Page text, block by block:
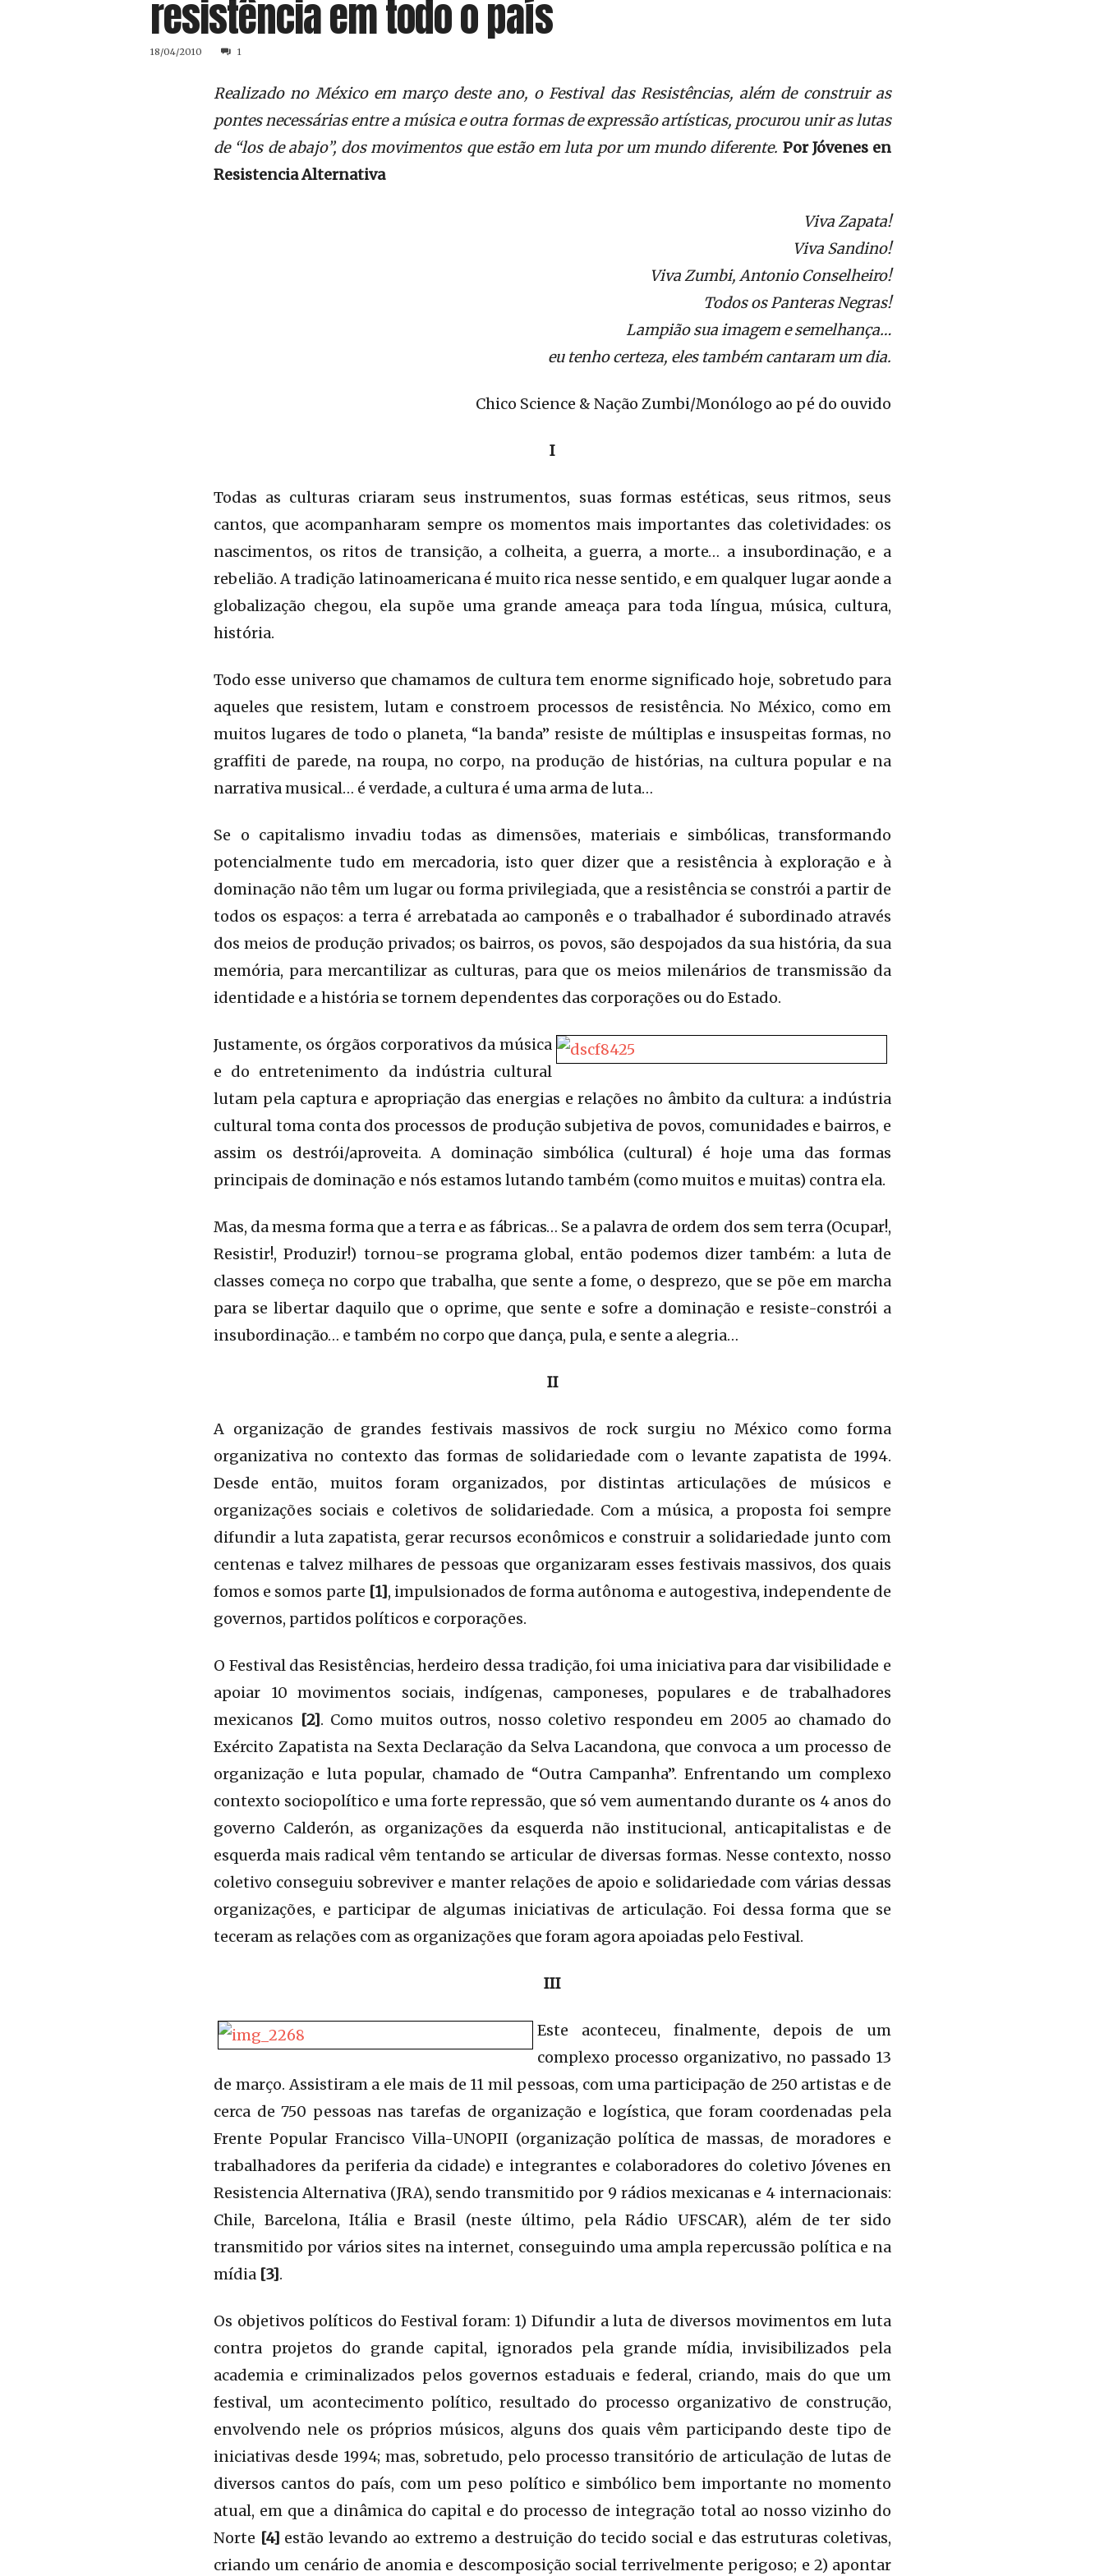
resistência em todo o país
18/04/2010 1
Realizado no México em março deste ano, o Festival das Resistências, além de construir as
pontes necessárias entre a música e outra formas de expressão artísticas, procurou unir as lutas
de “los de abajo”, dos movimentos que estão em luta por um mundo diferente. Por Jóvenes en
Resistencia Alternativa
Viva Zapata!
Viva Sandino!
Viva Zumbi, Antonio Conselheiro!
Todos os Panteras Negras!
Lampião sua imagem e semelhança…
eu tenho certeza, eles também cantaram um dia.
Chico Science & Nação Zumbi/Monólogo ao pé do ouvido
I
Todas as culturas criaram seus instrumentos, suas formas estéticas, seus ritmos, seus
cantos, que acompanharam sempre os momentos mais importantes das coletividades: os
nascimentos, os ritos de transição, a colheita, a guerra, a morte… a insubordinação, e a
rebelião. A tradição latinoamericana é muito rica nesse sentido, e em qualquer lugar aonde a
globalização chegou, ela supõe uma grande ameaça para toda língua, música, cultura,
história.
Todo esse universo que chamamos de cultura tem enorme significado hoje, sobretudo para
aqueles que resistem, lutam e constroem processos de resistência. No México, como em
muitos lugares de todo o planeta, “la banda” resiste de múltiplas e insuspeitas formas, no
graffiti de parede, na roupa, no corpo, na produção de histórias, na cultura popular e na
narrativa musical… é verdade, a cultura é uma arma de luta…
Se o capitalismo invadiu todas as dimensões, materiais e simbólicas, transformando
potencialmente tudo em mercadoria, isto quer dizer que a resistência à exploração e à
dominação não têm um lugar ou forma privilegiada, que a resistência se constrói a partir de
todos os espaços: a terra é arrebatada ao camponês e o trabalhador é subordinado através
dos meios de produção privados; os bairros, os povos, são despojados da sua história, da sua
memória, para mercantilizar as culturas, para que os meios milenários de transmissão da
identidade e a história se tornem dependentes das corporações ou do Estado.
Justamente, os órgãos corporativos da música
e do entretenimento da indústria cultural
lutam pela captura e apropriação das energias e relações no âmbito da cultura: a indústria
cultural toma conta dos processos de produção subjetiva de povos, comunidades e bairros, e
assim os destrói/aproveita. A dominação simbólica (cultural) é hoje uma das formas
principais de dominação e nós estamos lutando também (como muitos e muitas) contra ela.
Mas, da mesma forma que a terra e as fábricas… Se a palavra de ordem dos sem terra (Ocupar!,
Resistir!, Produzir!) tornou-se programa global, então podemos dizer também: a luta de
classes começa no corpo que trabalha, que sente a fome, o desprezo, que se põe em marcha
para se libertar daquilo que o oprime, que sente e sofre a dominação e resiste-constrói a
insubordinação… e também no corpo que dança, pula, e sente a alegria…
II
A organização de grandes festivais massivos de rock surgiu no México como forma
organizativa no contexto das formas de solidariedade com o levante zapatista de 1994.
Desde então, muitos foram organizados, por distintas articulações de músicos e
organizações sociais e coletivos de solidariedade. Com a música, a proposta foi sempre
difundir a luta zapatista, gerar recursos econômicos e construir a solidariedade junto com
centenas e talvez milhares de pessoas que organizaram esses festivais massivos, dos quais
fomos e somos parte [1], impulsionados de forma autônoma e autogestiva, independente de
governos, partidos políticos e corporações.
O Festival das Resistências, herdeiro dessa tradição, foi uma iniciativa para dar visibilidade e
apoiar 10 movimentos sociais, indígenas, camponeses, populares e de trabalhadores
mexicanos [2]. Como muitos outros, nosso coletivo respondeu em 2005 ao chamado do
Exército Zapatista na Sexta Declaração da Selva Lacandona, que convoca a um processo de
organização e luta popular, chamado de “Outra Campanha”. Enfrentando um complexo
contexto sociopolítico e uma forte repressão, que só vem aumentando durante os 4 anos do
governo Calderón, as organizações da esquerda não institucional, anticapitalistas e de
esquerda mais radical vêm tentando se articular de diversas formas. Nesse contexto, nosso
coletivo conseguiu sobreviver e manter relações de apoio e solidariedade com várias dessas
organizações, e participar de algumas iniciativas de articulação. Foi dessa forma que se
teceram as relações com as organizações que foram agora apoiadas pelo Festival.
III
Este aconteceu, finalmente, depois de um
complexo processo organizativo, no passado 13
de março. Assistiram a ele mais de 11 mil pessoas, com uma participação de 250 artistas e de
cerca de 750 pessoas nas tarefas de organização e logística, que foram coordenadas pela
Frente Popular Francisco Villa-UNOPII (organização política de massas, de moradores e
trabalhadores da periferia da cidade) e integrantes e colaboradores do coletivo Jóvenes en
Resistencia Alternativa (JRA), sendo transmitido por 9 rádios mexicanas e 4 internacionais:
Chile, Barcelona, Itália e Brasil (neste último, pela Rádio UFSCAR), além de ter sido
transmitido por vários sites na internet, conseguindo uma ampla repercussão política e na
mídia [3].
Os objetivos políticos do Festival foram: 1) Difundir a luta de diversos movimentos em luta
contra projetos do grande capital, ignorados pela grande mídia, invisibilizados pela
academia e criminalizados pelos governos estaduais e federal, criando, mais do que um
festival, um acontecimento político, resultado do processo organizativo de construção,
envolvendo nele os próprios músicos, alguns dos quais vêm participando deste tipo de
iniciativas desde 1994; mas, sobretudo, pelo processo transitório de articulação de lutas de
diversos cantos do país, com um peso político e simbólico bem importante no momento
atual, em que a dinâmica do capital e do processo de integração total ao nosso vizinho do
Norte [4] estão levando ao extremo a destruição do tecido social e das estruturas coletivas,
criando um cenário de anomia e descomposição social terrivelmente perigoso; e 2) apontar